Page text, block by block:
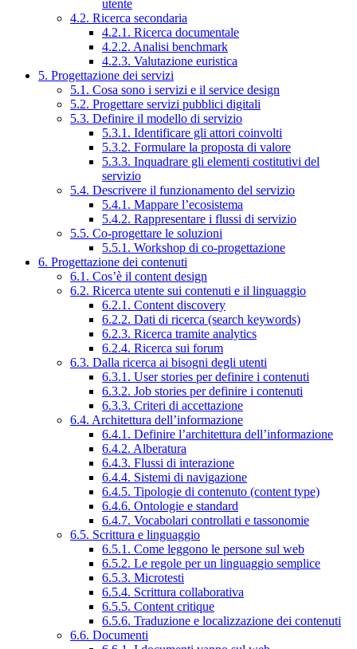
utente
4.2. Ricerca secondaria
4.2.1. Ricerca documentale
4.2.2. Analisi benchmark
4.2.3. Valutazione euristica
5. Progettazione dei servizi
5.1. Cosa sono i servizi e il service design
5.2. Progettare servizi pubblici digitali
5.3. Definire il modello di servizio
5.3.1. Identificare gli attori coinvolti
5.3.2. Formulare la proposta di valore
5.3.3. Inquadrare gli elementi costitutivi del
servizio
5.4. Descrivere il funzionamento del servizio
5.4.1. Mappare l’ecosistema
5.4.2. Rappresentare i flussi di servizio
5.5. Co-progettare le soluzioni
5.5.1. Workshop di co-progettazione
6. Progettazione dei contenuti
6.1. Cos’è il content design
6.2. Ricerca utente sui contenuti e il linguaggio
6.2.1. Content discovery
6.2.2. Dati di ricerca (search keywords)
6.2.3. Ricerca tramite analytics
6.2.4. Ricerca sui forum
6.3. Dalla ricerca ai bisogni degli utenti
6.3.1. User stories per definire i contenuti
6.3.2. Job stories per definire i contenuti
6.3.3. Criteri di accettazione
6.4. Architettura dell’informazione
6.4.1. Definire l’architettura dell’informazione
6.4.2. Alberatura
6.4.3. Flussi di interazione
6.4.4. Sistemi di navigazione
6.4.5. Tipologie di contenuto (content type)
6.4.6. Ontologie e standard
6.4.7. Vocabolari controllati e tassonomie
6.5. Scrittura e linguaggio
6.5.1. Come leggono le persone sul web
6.5.2. Le regole per un linguaggio semplice
6.5.3. Microtesti
6.5.4. Scrittura collaborativa
6.5.5. Content critique
6.5.6. Traduzione e localizzazione dei contenuti
6.6. Documenti